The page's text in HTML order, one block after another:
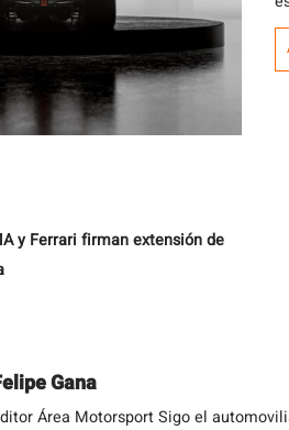
y Ferrari firman extensión de
Gana
Área Motorsport Sigo el